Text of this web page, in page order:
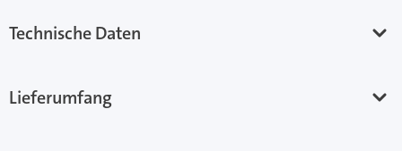
Technische Daten
Lieferumfang